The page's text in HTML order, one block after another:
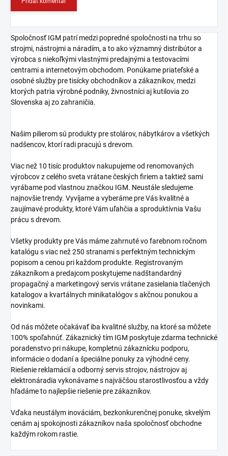
Spoločnosť IGM patrí medzi popredné spoločnosti na trhu so
strojmi, nástrojmi a náradím, a to ako významný distribútor a
výrobca s niekoľkými vlastnými predajnými a testovacími
centrami a internetovým obchodom. Ponúkame priateľské a
osobné služby pre tisícky obchodníkov a zákazníkov, medzi
ktorých patria výrobné podniky, živnostníci aj kutilovia zo
Slovenska aj zo zahraničia.
Našim pilierom sú produkty pre stolárov, nábytkárov a všetkých
nadšencov, ktorí radi pracujú s drevom.
Viac než 10 tisíc produktov nakupujeme od renomovaných
výrobcov z celého sveta vrátane českých firiem a taktiež sami
vyrábame pod vlastnou značkou IGM. Neustále sledujeme
najnovšie trendy. Vyvíjame a vyberáme pre Vás kvalitné a
zaujímavé produkty, ktoré Vám uľahčia a sproduktívnia Vašu
prácu s drevom.
Všetky produkty pre Vás máme zahrnuté vo farebnom ročnom
katalógu s viac než 250 stranami s perfektným technickým
popisom a cenou pri každom produkte. Registrovaným
zákazníkom a predajcom poskytujeme nadštandardný
propagačný a marketingový servis vrátane zasielania tlačených
katalogov a kvartálnych minikatalógov s akčnou ponukou a
novinkami.
Od nás môžete očakávať iba kvalitné služby, na ktoré sa môžete
100% spoľahnúť. Zákaznický tím IGM poskytuje zdarma technické
poradenstvo pri nákupe, kompletnú zákaznícku podporu,
informácie o dodaní a špeciálne ponuky za výhodné ceny.
Riešenie reklamácií a odborný servis strojov, nástrojov aj
elektronáradia vykonávame s najväčšou starostlivosťou a vždy
hľadáme to najlepšie riešenie pre zákazníkov.
Vďaka neustálym inováciám, bezkonkurenčnej ponuke, skvelým
cenám aj spokojnosti zákazníkov naša spoločnosť obchodne
každým rokom rastie.